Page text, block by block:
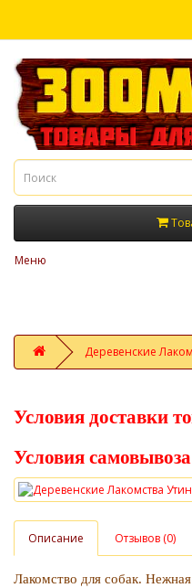
Меню
Деревенские
Условия доставки
Условия
Описание Отзывов (0)
Лакомство для собак.